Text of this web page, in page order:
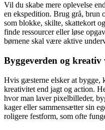
Vil du skabe mere oplevelse
en ekspedition. Brug grå, brun
som blokke, skilte, skattekort
finde ressourcer eller løse
børnene skal være aktive
Byggeverden og kreativ
Hvis gæsterne elsker at bygge,
kreativitet end jagt og action.
hvor man laver pixelbilleder,
kager eller sammensætter sin
roligere festform, som ofte